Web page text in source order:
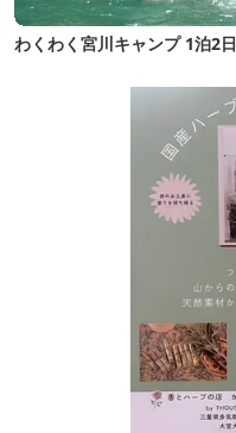
わくわく宮川キャンプ 1泊2日